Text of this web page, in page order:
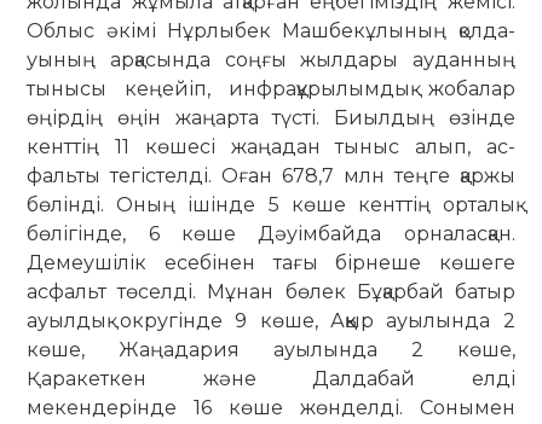
Облыс әкі­мі Нұрлыбек Машбекұлының қол­да­
уының арқасында соңғы жыл­дары ау­данның
тынысы кеңейіп, инфра­құ­рылымдық жобалар
өңірдің өңін жа­ңарта түсті. Биылдың өзінде
кенттің 11 көшесі жаңадан тыныс алып, ас­
фальты тегістелді. Оған 678,7 млн тең­ге қаржы
бөлінді. Оның ішінде 5 көше кенттің орталық
бөлігінде, 6 көше Дәуімбайда орналасқан.
Демеушілік есе­бінен тағы бірнеше көшеге
асфальт төселді. Мұнан бөлек Бұқарбай ба­тыр
ауылдық округінде 9 көше, Ақ­қыр ауылында 2
көше, Жаңадария ауы­лында 2 көше,
Қаракеткен және Дал­дабай елді
мекендерінде 16 көше жөн­делді. Сонымен